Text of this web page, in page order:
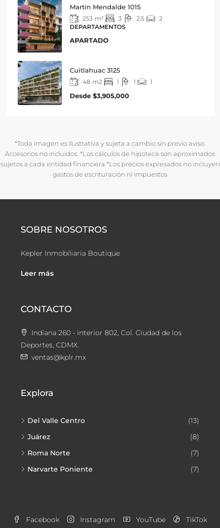
Martin Mendalde 1015
253 m² 3 2.5
2
DEPARTAMENTOS
APARTADO
Cuitlahuac 3125
48 m2 1 1 1
Desde $3,905,000
*Toda imagen es ilustrativa y sujeta a cambio sin previo aviso.
Accesorios no incluidos. *Los cálculos de hipoteca son aproximados
sujetos a cada entidad financiera *Los precios expresados no incluyen
gastos de escrituración ni impuestos
SOBRE NOSOTROS
Kepler Inmobiliaria Boutique
Leer más
CONTACTO
Indiana 260 - interior 802, Col. Ciudad de los
Deportes, CDMX.
ventas@kplr.mx
Explora
Del Valle Centro
(13)
Juárez
(8)
Roma Norte
(7)
Narvarte Poniente
(7)
Facebook Instagram YouTube TikTok